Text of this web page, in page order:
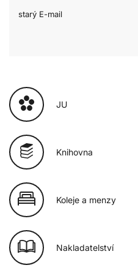
starý E-mail
JU
Knihovna
Koleje a menzy
Nakladatelství